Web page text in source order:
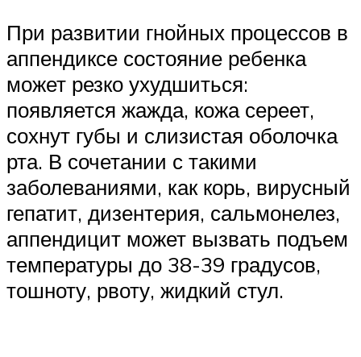
При развитии гнойных процессов в
аппендиксе состояние ребенка
может резко ухудшиться:
появляется жажда, кожа сереет,
сохнут губы и слизистая оболочка
рта. В сочетании с такими
заболеваниями, как корь, вирусный
гепатит, дизентерия, сальмонелез,
аппендицит может вызвать подъем
температуры до 38-39 градусов,
тошноту, рвоту, жидкий стул.